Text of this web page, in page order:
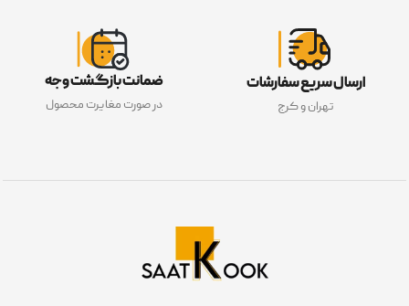
ارسال سریع سفارشات
تهران و کرج
ضمانت بازگشت وجه
در صورت مغایرت محصول